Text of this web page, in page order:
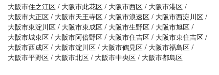
大阪市住之江区
大阪市此花区 大阪市西区
大阪市港区
大阪市大正区
大阪市天王寺区 大阪市浪速区
大阪市西淀川区
大阪市東淀川区
大阪市東成区 大阪市生野区
大阪市旭区
大阪市城東区
大阪市阿倍野区 大阪市住吉区
大阪市東住吉区
大阪市西成区
大阪市淀川区 大阪市鶴見区
大阪市福島区
大阪市平野区
大阪市北区 大阪市中央区 大阪市都島区